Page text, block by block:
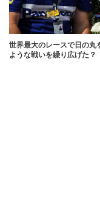
世界最大のレースで日の丸
ような戦いを繰り広げた？